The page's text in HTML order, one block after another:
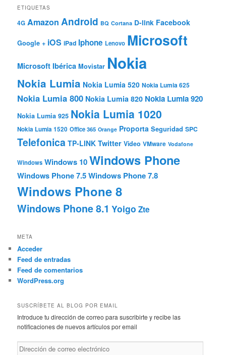
ETIQUETAS
4G Amazon Android BQ Cortana D-link Facebook
Google + iOS iPad Iphone Lenovo Microsoft
Microsoft Ibérica Movistar Nokia
Nokia Lumia Nokia Lumia 520 Nokia Lumia 625
Nokia Lumia 800 Nokia Lumia 820 Nokia Lumia 920
Nokia Lumia 925 Nokia Lumia 1020
Nokia Lumia 1520 Office 365 Orange Proporta Seguridad SPC
Telefonica TP-LINK Twitter Video VMware Vodafone
Windows Windows 10Windows Phone
Windows Phone 7.5Windows Phone 7.8
Windows Phone 8
Windows Phone 8.1 Yoigo Zte
META
Acceder
Feed de entradas
Feed de comentarios
WordPress.org
SUSCRÍBETE AL BLOG POR EMAIL
Introduce tu dirección de correo para suscribirte y recibe las
notificaciones de nuevos artículos por email
Dirección